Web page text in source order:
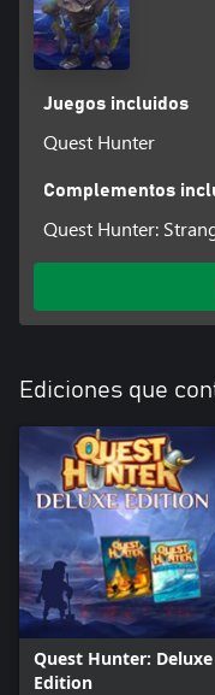
Juegos incluidos
Quest Hunter
Complementos
Quest Hunter:
Ediciones que
Quest Hunter: Deluxe
Edition